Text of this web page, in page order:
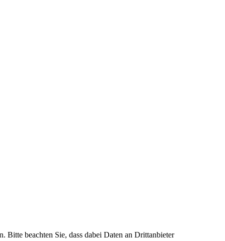
Bitte beachten Sie, dass dabei Daten an Drittanbieter